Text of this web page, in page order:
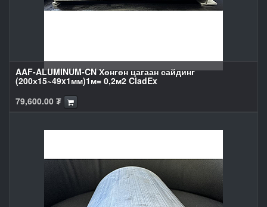
AAF-ALUMINUM-CN Хөнгөн цагаан сайдинг
(200х15~49x1мм)1м= 0,2м2 CladEx
79,600.00 ₮